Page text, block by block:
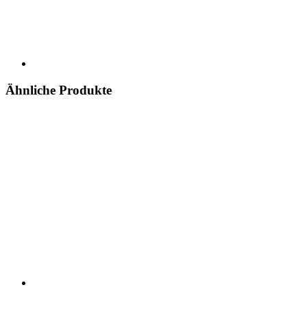
Ähnliche Produkte